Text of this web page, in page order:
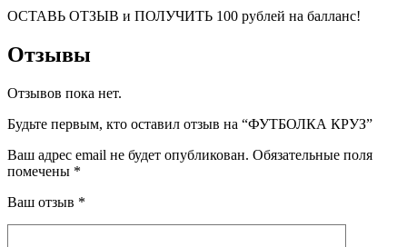
ОСТАВЬ ОТЗЫВ и ПОЛУЧИТЬ 100 рублей на балланс!
Отзывы
Отзывов пока нет.
Будьте первым, кто оставил отзыв на “ФУТБОЛКА КРУЗ”
Ваш адрес email не будет опубликован. Обязательные поля
помечены *
Ваш отзыв *